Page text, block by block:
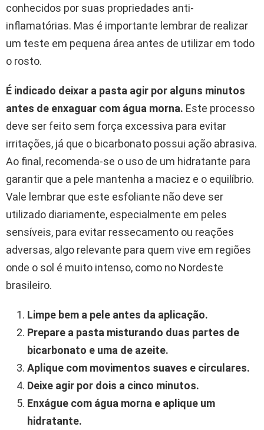
conhecidos por suas propriedades anti-
inflamatórias. Mas é importante lembrar de realizar
um teste em pequena área antes de utilizar em todo
o rosto.
É indicado deixar a pasta agir por alguns minutos
antes de enxaguar com água morna. Este processo
deve ser feito sem força excessiva para evitar
irritações, já que o bicarbonato possui ação abrasiva.
Ao final, recomenda-se o uso de um hidratante para
garantir que a pele mantenha a maciez e o equilíbrio.
Vale lembrar que este esfoliante não deve ser
utilizado diariamente, especialmente em peles
sensíveis, para evitar ressecamento ou reações
adversas, algo relevante para quem vive em regiões
onde o sol é muito intenso, como no Nordeste
brasileiro.
Limpe bem a pele antes da aplicação.
Prepare a pasta misturando duas partes de
bicarbonato e uma de azeite.
Aplique com movimentos suaves e circulares.
Deixe agir por dois a cinco minutos.
Enxágue com água morna e aplique um
hidratante.